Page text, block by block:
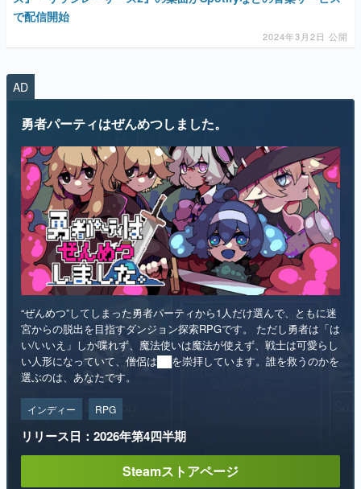
AD
“ぜんめつ”してしまった勇者パーティから1人だけ選んで、ともに迷
宮からの脱出を目指すダンジョン探索RPGです。 ただし勇者は「は
い/いいえ」しか喋れず、魔法使いは魔法が使えず、戦士は可愛らし
選ぶのは、あなたです。
インディー RPG
リリース日：2026年第4四半期